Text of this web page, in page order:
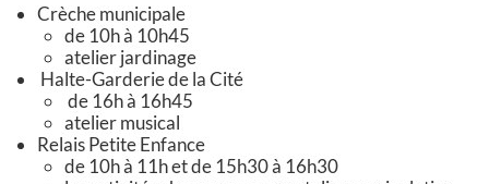
Crèche municipale
de 10h à 10h45
atelier jardinage
Halte-Garderie de la Cité
de 16h à 16h45
atelier musical
Relais Petite Enfance
de 10h à 11h et de 15h30 à 16h30